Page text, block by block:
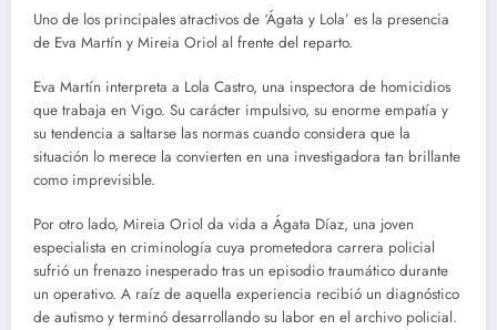
Uno de los principales atractivos de ‘Ágata y Lola’ es la presencia
de Eva Martín y Mireia Oriol al frente del reparto.
Eva Martín interpreta a Lola Castro, una inspectora de homicidios
que trabaja en Vigo. Su carácter impulsivo, su enorme empatía y
su tendencia a saltarse las normas cuando considera que la
situación lo merece la convierten en una investigadora tan brillante
como imprevisible.
Por otro lado, Mireia Oriol da vida a Ágata Díaz, una joven
especialista en criminología cuya prometedora carrera policial
sufrió un frenazo inesperado tras un episodio traumático durante
un operativo. A raíz de aquella experiencia recibió un diagnóstico
de autismo y terminó desarrollando su labor en el archivo policial.